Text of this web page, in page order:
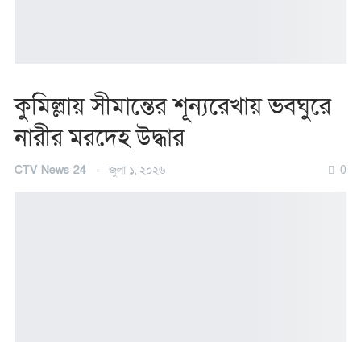
কুমিল্লায় সীমান্তের শূন্যরেখায় ভবঘুরে
নারীর মরদেহ উদ্ধার
CTV News 24 জুলা ১, ২০২৬ 0